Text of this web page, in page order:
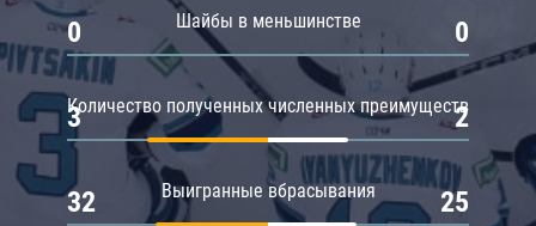
Шайбы в меньшинстве
0 0
Количество полученных численных преимуществ
3 2
Выигранные вбрасывания
32 25